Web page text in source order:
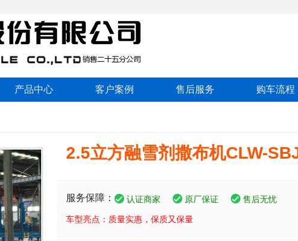
产品中心 客户案例 售后服务 购车流程
2.5立方融雪剂撒布机CLW-
服务保障： 认证商家 原厂保证 售后无忧
车型亮点：质量实惠，保质又保量